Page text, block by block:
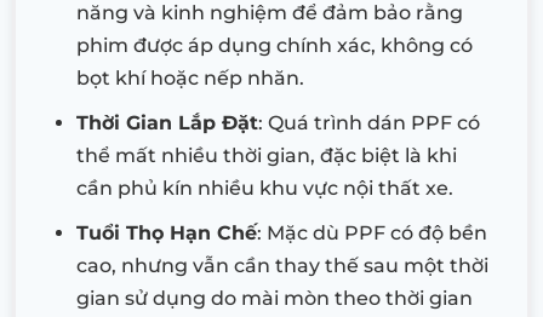
năng và kinh nghiệm để đảm bảo rằng
phim được áp dụng chính xác, không có
bọt khí hoặc nếp nhăn.
Thời Gian Lắp Đặt: Quá trình dán PPF có
thể mất nhiều thời gian, đặc biệt là khi
cần phủ kín nhiều khu vực nội thất xe.
Tuổi Thọ Hạn Chế: Mặc dù PPF có độ bền
cao, nhưng vẫn cần thay thế sau một thời
gian sử dụng do mài mòn theo thời gian